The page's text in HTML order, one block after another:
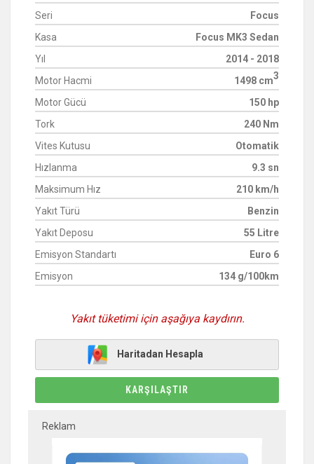
Focus
Seri
Focus MK3 Sedan
Kasa
2014 - 2018
Yıl
1498 cm3
Motor Hacmi
150 hp
Motor Gücü
240 Nm
Tork
Otomatik
Vites Kutusu
9.3 sn
Hızlanma
210 km/h
Maksimum Hız
Benzin
Yakıt Türü
55 Litre
Yakıt Deposu
Euro 6
Emisyon Standartı
134 g/100km
Emisyon
Yakıt tüketimi için aşağıya kaydırın.
Haritadan Hesapla
KARŞILAŞTIR
Reklam